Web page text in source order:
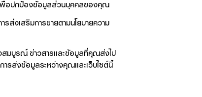
เพื่อปกป้องข้อมูลส่วนบุคคลของคุณ
ส่งเสริมการขายตามนโยบายความ
งสมบูรณ์ ข่าวสารและข้อมูลที่คุณส่งไป
ารส่งข้อมูลระหว่างคุณและเว็บไซต์นี้